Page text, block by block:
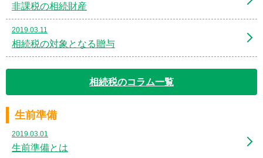
非課税の相続財産
2019.03.11
相続税の対象となる贈与
相続税のコラム一覧
生前準備
2019.03.01
生前準備とは